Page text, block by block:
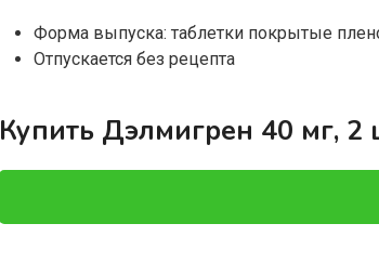
Форма выпуска: таблетки покрытые
Отпускается без рецепта
Купить Дэлмигрен 40 мг, 2